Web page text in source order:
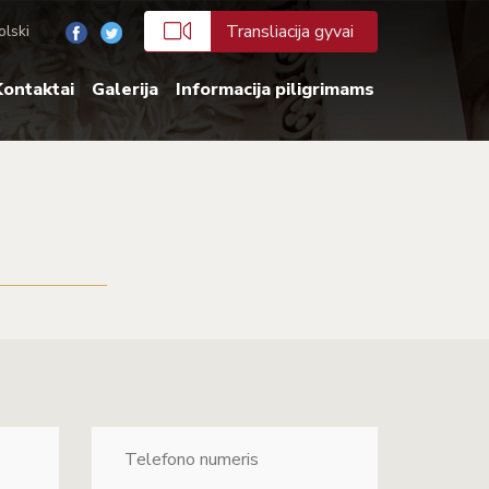
Transliacija gyvai
Galerija
Informacija piligrimams